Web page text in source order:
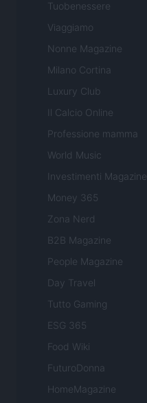
Tuobenessere
Viaggiamo
Nonne Magazine
Milano Cortina
Luxury Club
Il Calcio Online
Professione mamma
World Music
Investimenti Magazine
Money 365
Zona Nerd
B2B Magazine
People Magazine
Day Travel
Tutto Gaming
ESG 365
Food Wiki
FuturoDonna
HomeMagazine